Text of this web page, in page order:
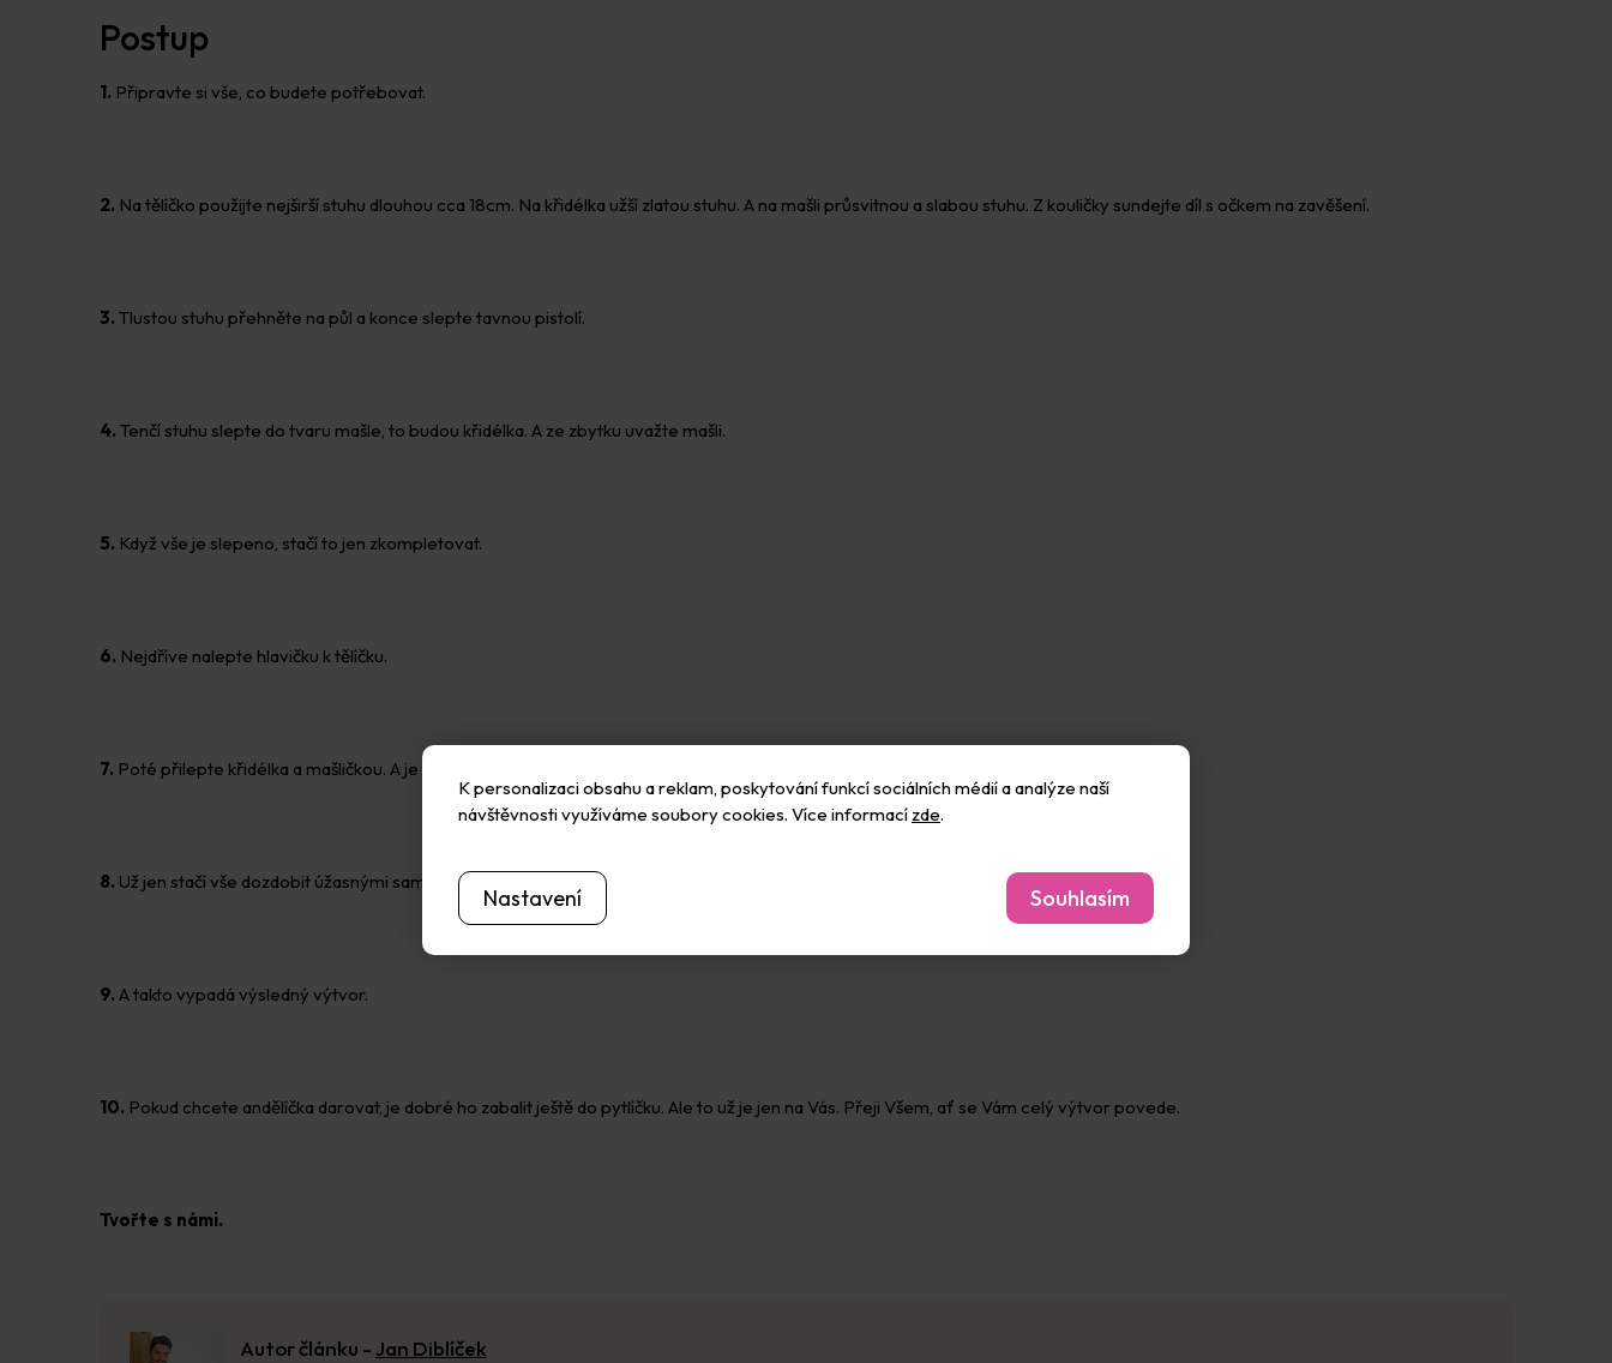
K personalizaci obsahu a reklam, poskytování funkcí sociálních médií a analýze naší
návštěvnosti využíváme soubory cookies. Více informacízde.
Nastavení Souhlasím
Postup
1. Připravte si vše, co budete potřebovat.
2. Na tělíčko použijte nejširší stuhu dlouhou cca 18cm. Na křidélka užší zlatou stuhu. A na mašli průsvitnou a slabou stuhu. Z kouličky sundejte díl s očkem na zavěšení.
3. Tlustou stuhu přehněte na půl a konce slepte tavnou pistolí.
4. Tenčí stuhu slepte do tvaru mašle, to budou křidélka. A ze zbytku uvažte mašli.
5. Když vše je slepeno, stačí to jen zkompletovat.
6. Nejdříve nalepte hlavičku k tělíčku.
7. Poté přilepte křidélka a mašličkou. A je téměř hotovo.
8. Už jen stačí vše dozdobit úžasnými samolepicími hvězdičkami a dřevěnými hvězdičkami a rolničkami.
9. A takto vypadá výsledný výtvor.
10. Pokud chcete andělíčka darovat, je dobré ho zabalit ještě do pytlíčku. Ale to už je jen na Vás. Přeji Všem, ať se Vám celý výtvor povede.
Tvořte s námi.
Autor článku -Jan Diblíček